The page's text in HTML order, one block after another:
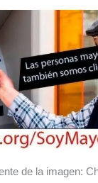
de la imagen: